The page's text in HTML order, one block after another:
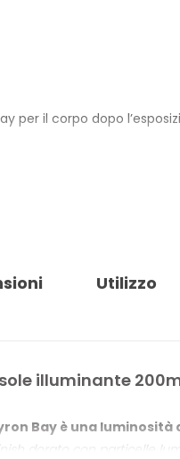
per il corpo dopo
contrastare la
solare
Utilizzo
illuminante
Bay è una
dorato con particelle